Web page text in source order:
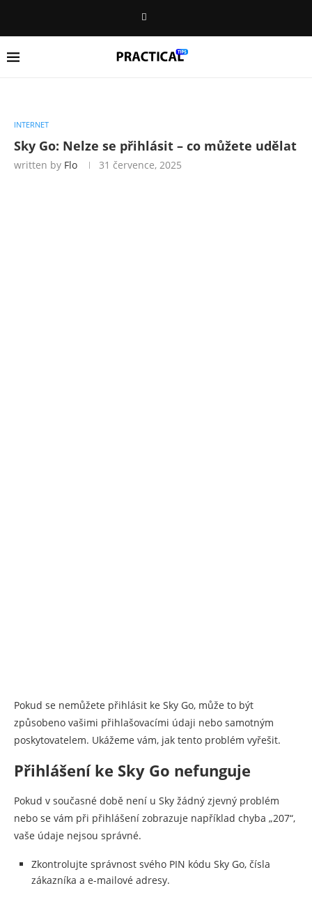
INTERNET
Sky Go: Nelze se přihlásit – co můžete udělat
written by Flo 31 července, 2025
Pokud se nemůžete přihlásit ke Sky Go, může to být
způsobeno vašimi přihlašovacími údaji nebo samotným
poskytovatelem. Ukážeme vám, jak tento problém vyřešit.
Přihlášení ke Sky Go nefunguje
Pokud v současné době není u Sky žádný zjevný problém
nebo se vám při přihlášení zobrazuje například chyba „207“,
vaše údaje nejsou správné.
Zkontrolujte správnost svého PIN kódu Sky Go, čísla
zákazníka a e-mailové adresy.